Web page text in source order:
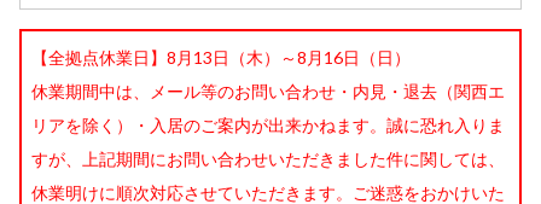
【全拠点休業日】8月13日（木）～8月16日（日）
休業期間中は、メール等のお問い合わせ・内見・退去（関西エ
リアを除く）・入居のご案内が出来かねます。誠に恐れ入りま
すが、上記期間にお問い合わせいただきました件に関しては、
休業明けに順次対応させていただきます。ご迷惑をおかけいた